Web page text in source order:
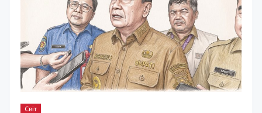
Світ